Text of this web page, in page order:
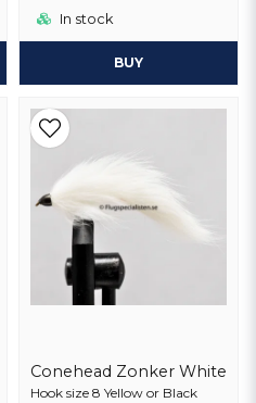
In stock
BUY
Conehead Zonker White
Hook size 8 Yellow or Black